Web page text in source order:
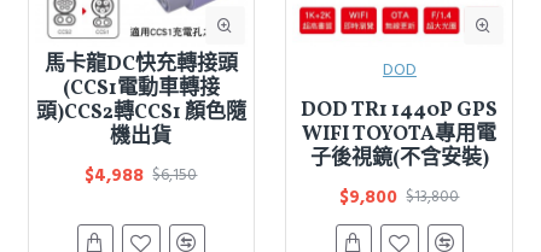
馬卡龍DC快充轉接頭
(CCS1電動車轉接
頭)CCS2轉CCS1 顏色隨
機出貨
$4,988 $6,150
DOD
DOD TR1 1440P GPS
WIFI TOYOTA專用電
子後視鏡(不含安裝)
$9,800 $13,800